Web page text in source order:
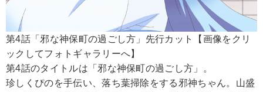
第4話「邪な神保町の過ごし方」先行カット【画像をクリ
ックしてフォトギャラリーへ】
第4話のタイトルは「邪な神保町の過ごし方」。
珍しくぴのを手伝い、落ち葉掃除をする邪神ちゃん。山盛